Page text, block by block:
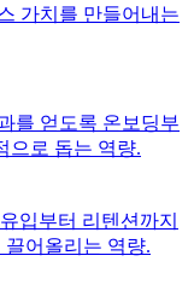
가치를 만들어내는
를 얻도록 온보딩부
으로 돕는 역량.
입부터 리텐션까지
어올리는 역량.